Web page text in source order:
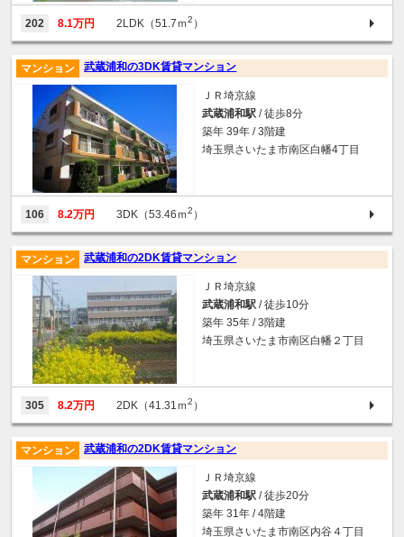
202 8.1万円 2LDK（51.7ｍ2 ）
武蔵浦和の3DK賃貸マンション
マンション
ＪＲ埼京線
武蔵浦和駅 / 徒歩8分
築年 39年 / 3階建
埼玉県さいたま市南区白幡4丁目
106 8.2万円 3DK（53.46ｍ2 ）
武蔵浦和の2DK賃貸マンション
マンション
ＪＲ埼京線
武蔵浦和駅 / 徒歩10分
築年 35年 / 3階建
埼玉県さいたま市南区白幡２丁目
305 8.2万円 2DK（41.31ｍ2 ）
武蔵浦和の2DK賃貸マンション
マンション
ＪＲ埼京線
武蔵浦和駅 / 徒歩20分
築年 31年 / 4階建
埼玉県さいたま市南区内谷４丁目